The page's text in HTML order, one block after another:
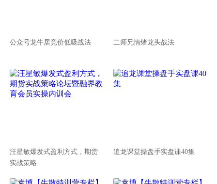
公众号龙牛居竞价低吸战法 二师兄情绪龙头战法
汪星敏爆发式盈利方式，期货
实战策略
追龙课堂操盘手实盘课40集